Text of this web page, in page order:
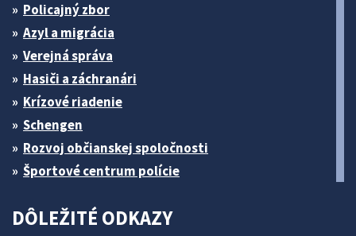
Policajný zbor
Azyl a migrácia
Verejná správa
Hasiči a záchranári
Krízové riadenie
Schengen
Rozvoj občianskej spoločnosti
Športové centrum polície
DÔLEŽITÉ ODKAZY